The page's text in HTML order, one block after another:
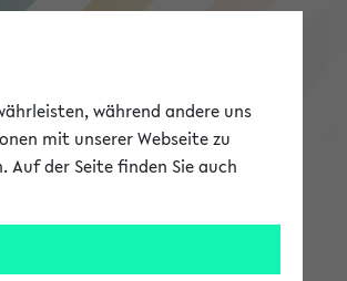
eKVV
während andere uns
mit unserer Webseite zu
der Seite finden Sie auch